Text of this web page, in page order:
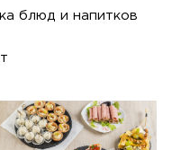
блюд и напитков